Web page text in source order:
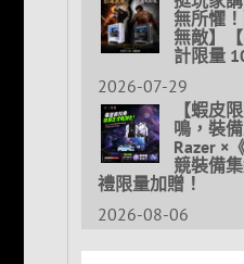
無所懼
無敵】
計限量
2026-07-29
【蝦皮
鳴，裝
Razer ×
競裝備
禮限量加贈！
2026-08-06